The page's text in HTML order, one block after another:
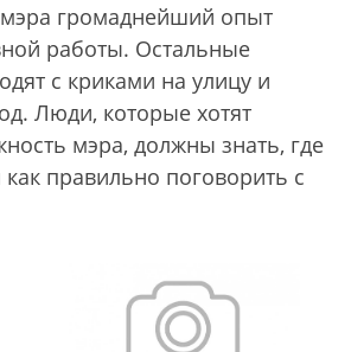
громаднейший опыт
работы. Остальные
с криками на улицу и
Люди, которые хотят
мэра, должны знать, где
правильно поговорить с